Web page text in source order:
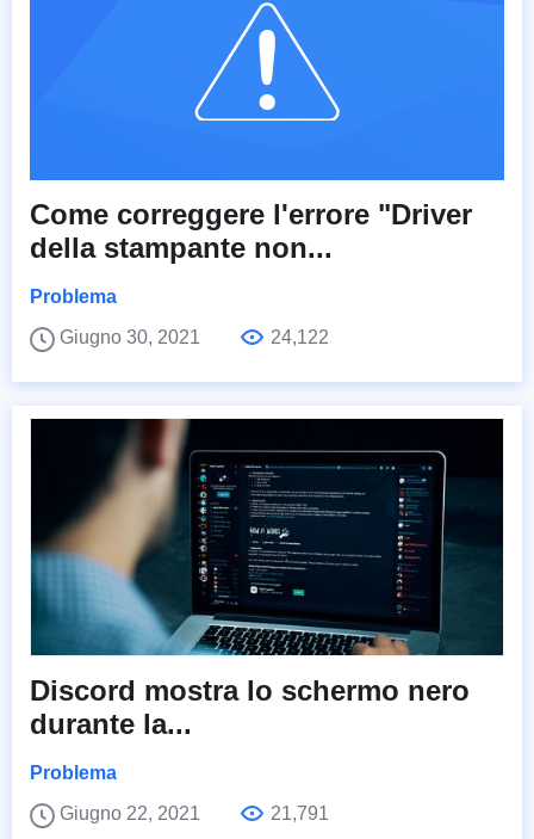
Come correggere l'errore "Driver
della stampante non...
Problema
Giugno 30, 2021
24,122
Discord mostra lo schermo nero
durante la...
Problema
Giugno 22, 2021
21,791